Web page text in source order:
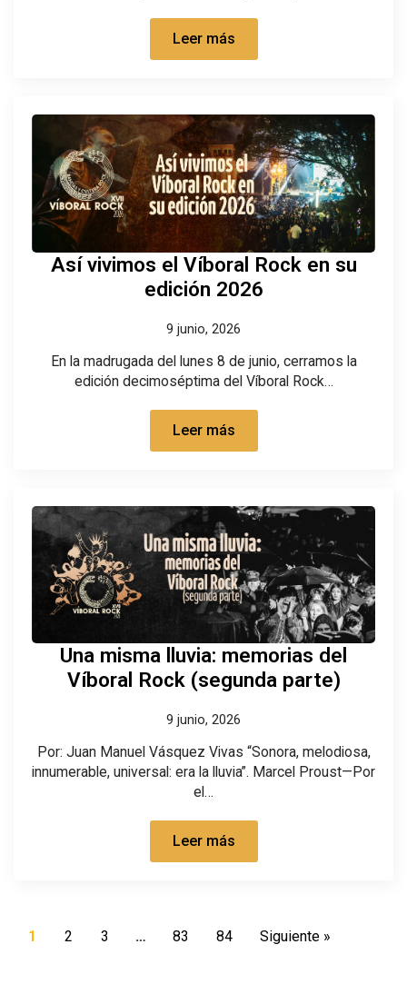
Leer más
Así vivimos el Víboral Rock en su
edición 2026
9 junio, 2026
En la madrugada del lunes 8 de junio, cerramos la
edición decimoséptima del Víboral Rock…
Leer más
Una misma lluvia: memorias del
Víboral Rock (segunda parte)
9 junio, 2026
Por: Juan Manuel Vásquez Vivas “Sonora, melodiosa,
innumerable, universal: era la lluvia”. Marcel Proust—Por
el…
Leer más
1 2 3 … 83 84 Siguiente »